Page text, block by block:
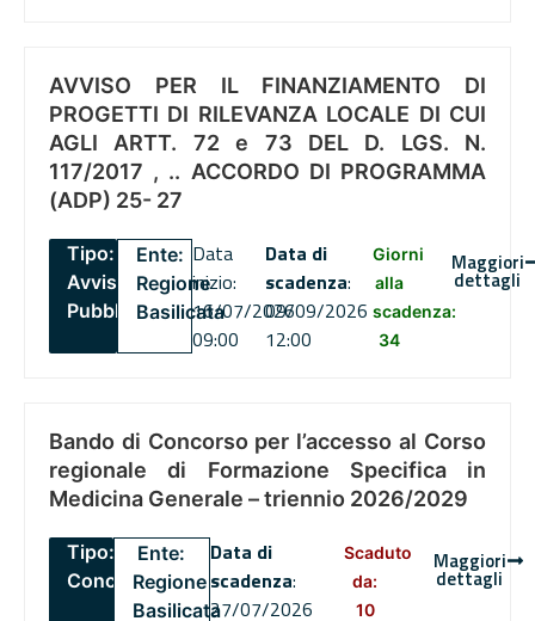
AVVISO PER IL FINANZIAMENTO DI
PROGETTI DI RILEVANZA LOCALE DI CUI
AGLI ARTT. 72 e 73 DEL D. LGS. N.
117/2017 , .. ACCORDO DI PROGRAMMA
(ADP) 25- 27
Tipo:
Avviso
Pubblico
Ente:
Regione
Basilicata
Data
inizio:
16/07/2026
09:00
Data di
scadenza:
09/09/2026
12:00
Giorni
alla
scadenza:
34
Maggiori
dettagli
Bando di Concorso per l’accesso al Corso
regionale di Formazione Specifica in
Medicina Generale – triennio 2026/2029
Tipo:
Concorsi
Ente:
Regione
Basilicata
Data di
scadenza:
27/07/2026
Scaduto
da:
10
Maggiori
dettagli